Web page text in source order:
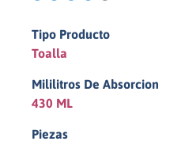
Tipo Producto
Toalla
Mililitros De Absorcion
430 ML
Piezas